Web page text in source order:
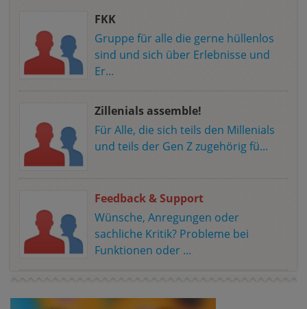
FKK
Gruppe für alle die gerne hüllenlos
sind und sich über Erlebnisse und
Er...
Zillenials assemble!
Für Alle, die sich teils den Millenials
und teils der Gen Z zugehörig fü...
Feedback & Support
Wünsche, Anregungen oder
sachliche Kritik? Probleme bei
Funktionen oder ...